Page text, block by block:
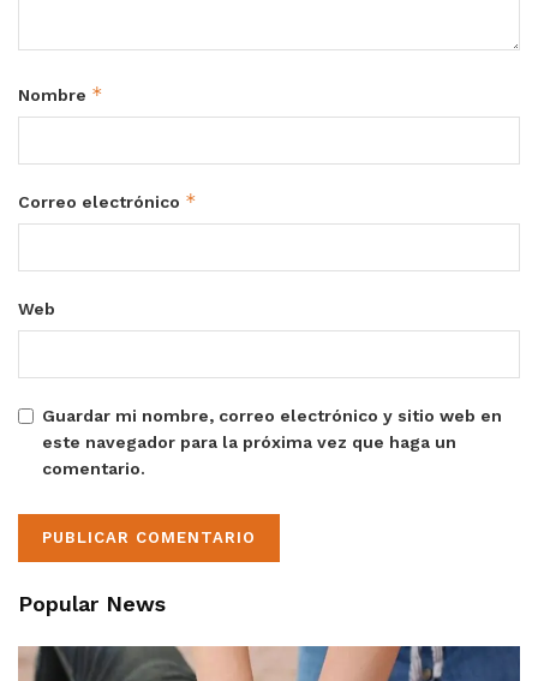
Nombre *
Correo electrónico *
Web
Guardar mi nombre, correo electrónico y sitio web en
este navegador para la próxima vez que haga un
comentario.
Popular News